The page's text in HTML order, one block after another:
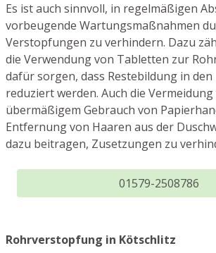
Es ist auch sinnvoll, in regelmäßigen
vorbeugende Wartungsmaßnahmen
Verstopfungen zu verhindern. Dazu
die Verwendung von Tabletten zur
dafür sorgen, dass Restebildung in
reduziert werden. Auch die Vermeidung
übermäßigem Gebrauch von
Entfernung von Haaren aus der
dazu beitragen, Zusetzungen zu
01579-2508786
Rohrverstopfung in Kötschlitz